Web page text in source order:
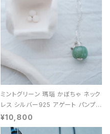
ミントグリーン 瑪瑙 かぼちゃ ネック
レス シルバー925 アゲート パンプキ
ン 天然石 レディース
¥10,800